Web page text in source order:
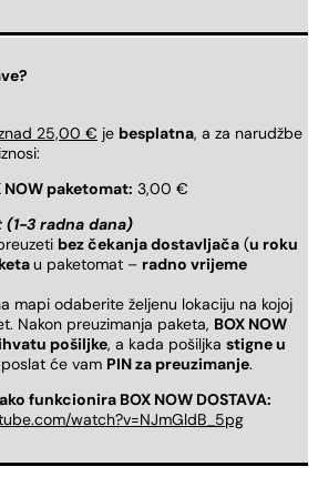
25,00 € je besplatna, a za narudžbe
NOW paketomat: 3,00 €
(1-3 radna dana)
bez čekanja dostavljača (u roku
u paketomat – radno vrijeme
mapi odaberite željenu lokaciju na kojoj
Nakon preuzimanja paketa, BOX NOW
pošiljke, a kada pošiljka stigne u
će vam PIN za preuzimanje.
funkcionira BOX NOW DOSTAVA:
watch?v=NJmGldB_5pg